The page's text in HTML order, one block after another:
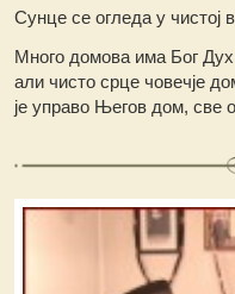
Сунце се огледа у чистој
Много домова има Бог Дух
али чисто срце човечје
је управо Његов дом, све